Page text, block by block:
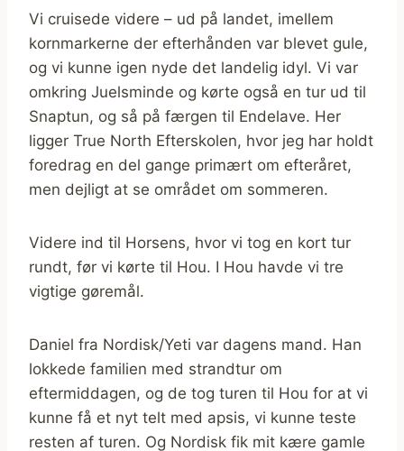
Vi cruisede videre – ud på landet, imellem
kornmarkerne der efterhånden var blevet gule,
og vi kunne igen nyde det landelig idyl. Vi var
omkring Juelsminde og kørte også en tur ud til
Snaptun, og så på færgen til Endelave. Her
ligger True North Efterskolen, hvor jeg har holdt
foredrag en del gange primært om efteråret,
men dejligt at se området om sommeren.
Videre ind til Horsens, hvor vi tog en kort tur
rundt, før vi kørte til Hou. I Hou havde vi tre
vigtige gøremål.
Daniel fra Nordisk/Yeti var dagens mand. Han
lokkede familien med strandtur om
eftermiddagen, og de tog turen til Hou for at vi
kunne få et nyt telt med apsis, vi kunne teste
resten af turen. Og Nordisk fik mit kære gamle